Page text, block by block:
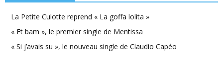
La Petite Culotte reprend « La goffa lolita »
« Et bam », le premier single de Mentissa
« Si j’avais su », le nouveau single de Claudio Capéo